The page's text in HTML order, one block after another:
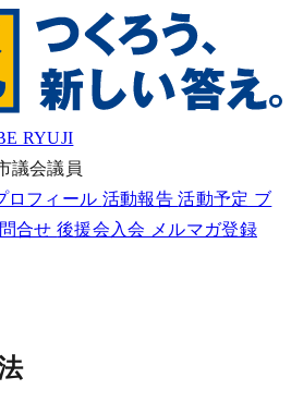
RYUJI
議会議員
ロフィール 活動報告活動予定 ブ
合せ後援会入会 メルマガ登録